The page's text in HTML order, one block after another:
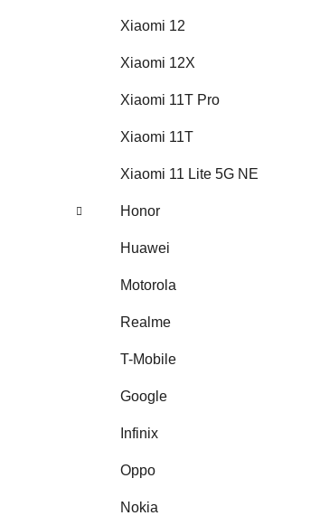
Xiaomi 12
Xiaomi 12X
Xiaomi 11T Pro
Xiaomi 11T
Xiaomi 11 Lite 5G NE
Honor
Huawei
Motorola
Realme
T-Mobile
Google
Infinix
Oppo
Nokia